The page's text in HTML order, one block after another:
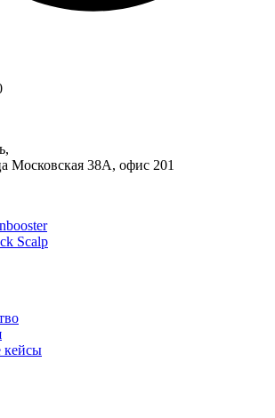
Московская 38А, офис 201
Scalp
кейсы